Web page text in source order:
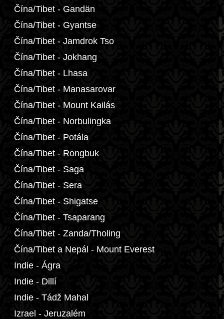
Čína/Tibet - Gandän
Čína/Tibet - Gyantse
Čína/Tibet - Jamdrok Tso
Čína/Tibet - Jokhang
Čína/Tibet - Lhasa
Čína/Tibet - Manasarovar
Čína/Tibet - Mount Kailás
Čína/Tibet - Norbulingka
Čína/Tibet - Potála
Čína/Tibet - Rongbuk
Čína/Tibet - Saga
Čína/Tibet - Sera
Čína/Tibet - Shigatse
Čína/Tibet - Tsaparang
Čína/Tibet - Zanda/Tholing
Čína/Tibet a Nepál - Mount Everest
Indie - Ágra
Indie - Dillí
Indie - Tádž Mahal
Izrael - Jeruzalém